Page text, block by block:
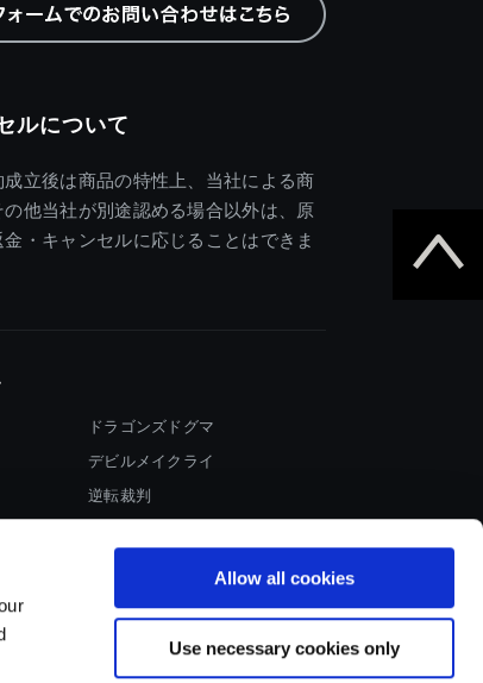
Allow all cookies
Use necessary cookies only
ルについて
成立後は商品の特性上、当社による商
他当社が別途認める場合以外は、原
・キャンセルに応じることはできま
ドラゴンズドグマ
デビルメイクライ
逆転裁判